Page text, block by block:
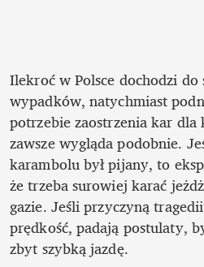
Ilekroć w Polsce dochodzi
wypadków, natychmiast
potrzebie zaostrzenia kar
zawsze wygląda podobnie.
karambolu był pijany, to
że trzeba surowiej karać
gazie. Jeśli przyczyną
prędkość, padają postulaty,
zbyt szybką jazdę.